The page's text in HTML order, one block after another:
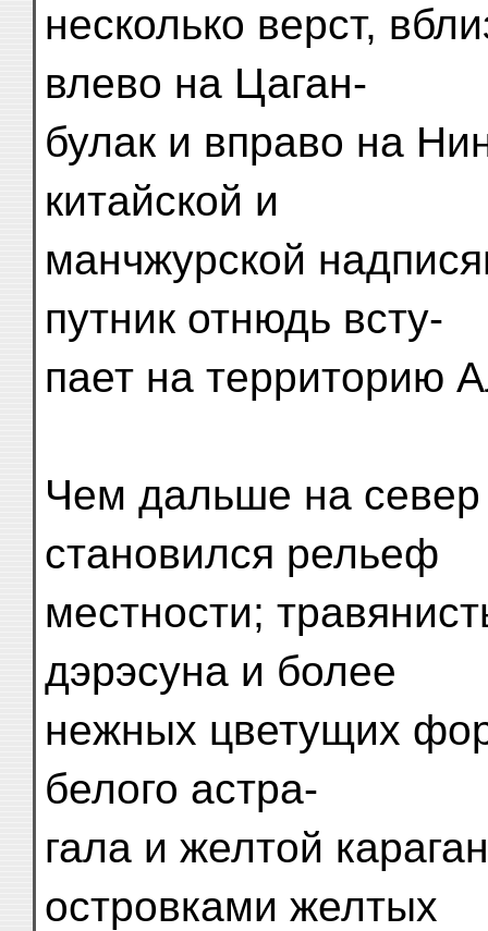
несколько верст,
влево на Цаган-
булак и вправо на
китайской и
манчжурской
путник отнюдь всту-
пает на территорию
Чем дальше на
становился рельеф
местности;
дэрэсуна и более
нежных цветущих
белого астра-
гала и желтой
островками желтых